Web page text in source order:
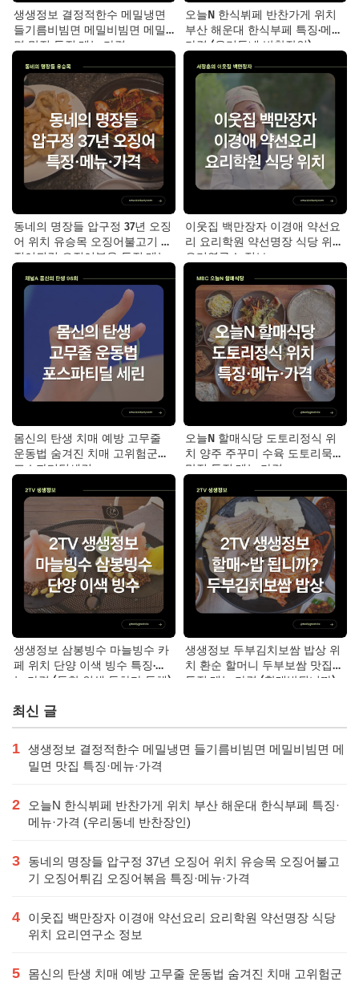
생생정보 결정적한수 메밀냉면
들기름비빔면 메밀비빔면 메밀
면 맛집 특징·메뉴·가격
오늘N 한식뷔페 반찬가게 위치
부산 해운대 한식부페 특징·메뉴·
가격 (우리동네 반찬장인)
동네의 명장들 압구정 37년 오징
어 위치 유승목 오징어불고기 오
징어튀김 오징어볶음 특징·메뉴·
이웃집 백만장자 이경애 약선요
리 요리학원 약선명장 식당 위치
요리연구소 정보
몸신의 탄생 치매 예방 고무줄
운동법 숨겨진 치매 고위험군｜
포스파티딜세린
오늘N 할매식당 도토리정식 위
치 양주 주꾸미 수육 도토리묵
맛집 특징·메뉴·가격
생생정보 삼봉빙수 마늘빙수 카
페 위치 단양 이색 빙수 특징·메
뉴·가격 (독한 인생 독하다 독해)
생생정보 두부김치보쌈 밥상 위
치 환순 할머니 두부보쌈 맛집
특징·메뉴·가격 (할매밥됩니까)
최신 글
1 생생정보 결정적한수 메밀냉면 들기름비빔면 메밀비빔면 메
밀면 맛집 특징·메뉴·가격
2
오늘N 한식뷔페 반찬가게 위치 부산 해운대 한식부페 특징·
메뉴·가격 (우리동네 반찬장인)
3
동네의 명장들 압구정 37년 오징어 위치 유승목 오징어불고
기 오징어튀김 오징어볶음 특징·메뉴·가격
4
이웃집 백만장자 이경애 약선요리 요리학원 약선명장 식당
위치 요리연구소 정보
5
몸신의 탄생 치매 예방 고무줄 운동법 숨겨진 치매 고위험군